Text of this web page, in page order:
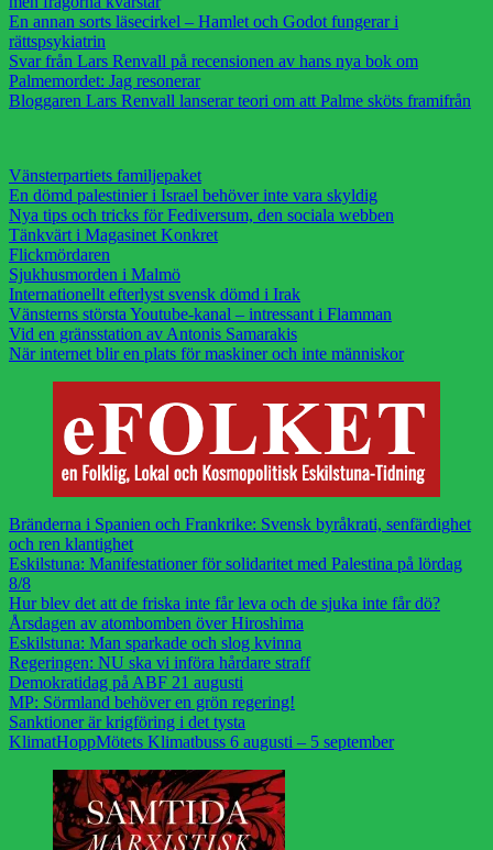
En annan sorts läsecirkel – Hamlet och Godot fungerar i
rättspsykiatrin
Svar från Lars Renvall på recensionen av hans nya bok om
Palmemordet: Jag resonerar
Bloggaren Lars Renvall lanserar teori om att Palme sköts framifrån
Vänsterpartiets familjepaket
En dömd palestinier i Israel behöver inte vara skyldig
Nya tips och tricks för Fediversum, den sociala webben
Tänkvärt i Magasinet Konkret
Flickmördaren
Sjukhusmorden i Malmö
Internationellt efterlyst svensk dömd i Irak
Vänsterns största Youtube-kanal – intressant i Flamman
Vid en gränsstation av Antonis Samarakis
När internet blir en plats för maskiner och inte människor
Bränderna i Spanien och Frankrike: Svensk byråkrati, senfärdighet
och ren klantighet
Eskilstuna: Manifestationer för solidaritet med Palestina på lördag
8/8
Hur blev det att de friska inte får leva och de sjuka inte får dö?
Årsdagen av atombomben över Hiroshima
Eskilstuna: Man sparkade och slog kvinna
Regeringen: NU ska vi införa hårdare straff
Demokratidag på ABF 21 augusti
MP: Sörmland behöver en grön regering!
Sanktioner är krigföring i det tysta
KlimatHoppMötets Klimatbuss 6 augusti – 5 september